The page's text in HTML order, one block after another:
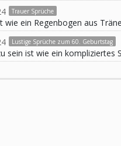
Trauer Sprüche
wie ein Regenbogen aus
Lustige Sprüche zum 60. Geburtstag
sein ist wie ein